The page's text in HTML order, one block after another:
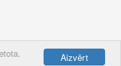
Aizvērt